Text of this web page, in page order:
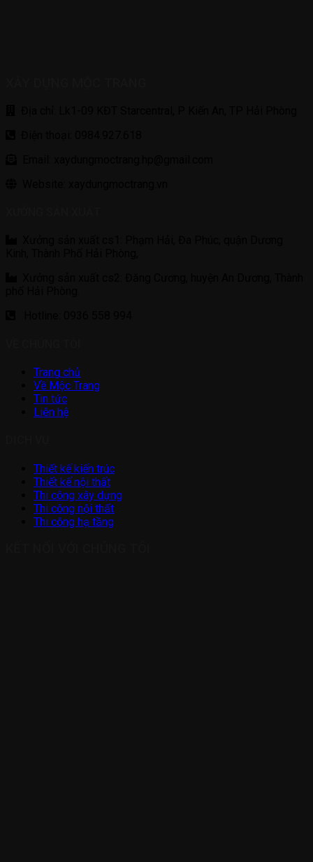
Trang chủ
Về Mộc Trang
Tin tức
Liên hệ
Thiết kế kiến trúc
Thiết kế nội thất
Thi công xây dựng
Thi công nội thất
Thi công hạ tầng